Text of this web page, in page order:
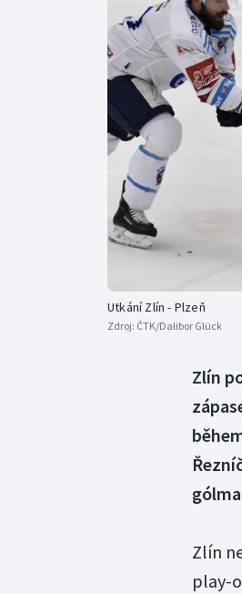
Utkání Zlín - Plzeň
Zdroj: ČTK/Dalibor Glück
Zlín
Zlín
play-